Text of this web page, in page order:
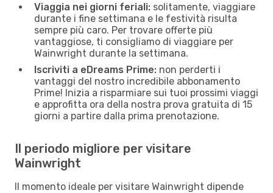
Viaggia nei giorni feriali: solitamente, viaggiare
durante i fine settimana e le festività risulta
sempre più caro. Per trovare offerte più
vantaggiose, ti consigliamo di viaggiare per
Wainwright durante la settimana.
Iscriviti a eDreams Prime: non perderti i
vantaggi del nostro incredibile abbonamento
Prime! Inizia a risparmiare sui tuoi prossimi viaggi
e approfitta ora della nostra prova gratuita di 15
giorni a partire dalla prima prenotazione.
Il periodo migliore per visitare
Wainwright
Il momento ideale per visitare Wainwright dipende